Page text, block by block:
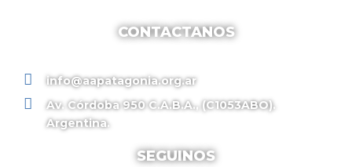
CONTACTANOS
info@aapatagonia.org.ar
Av. Córdoba 950 C.A.B.A., (C1053ABO).
Argentina.
SEGUINOS